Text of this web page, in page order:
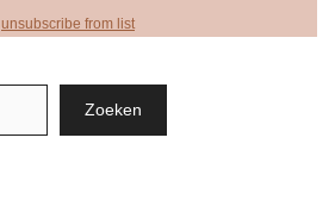
unsubscribe from list
Zoeken